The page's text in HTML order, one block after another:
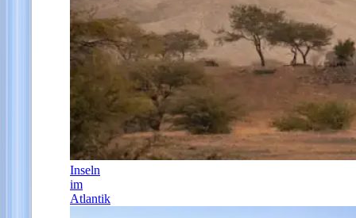
Inseln
im
Atlantik